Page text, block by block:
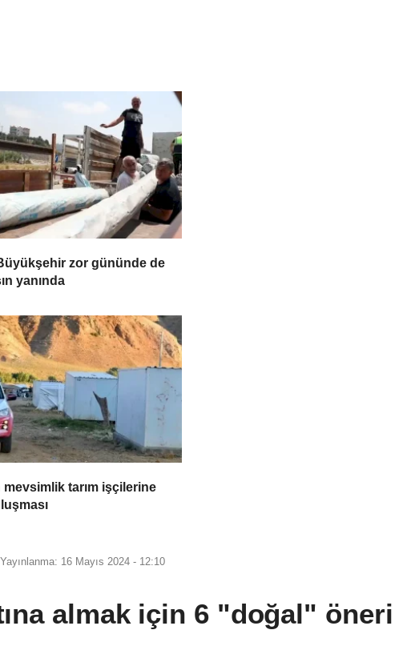
zor gününde de
yanında
tarım işçilerine
Yayınlanma: 16 Mayıs 2024 - 12:10
almak için 6 "doğal" öneri